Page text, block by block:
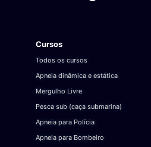
Cursos
Todos os cursos
Apneia dinâmica e estática
Mergulho Livre
Pesca sub (caça submarina)
Apneia para Polícia
Apneia para Bombeiro